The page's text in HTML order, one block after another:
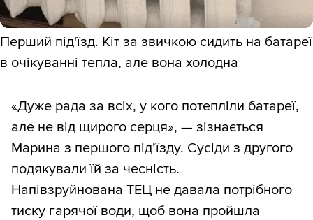
Перший під'їзд. Кіт за звичкою сидить на батареї
в очікуванні тепла, але вона холодна
«Дуже рада за всіх, у кого потепліли батареї,
але не від щирого серця», — зізнається
Марина з першого під’їзду. Сусіди з другого
подякували їй за чесність.
Напівзруйнована ТЕЦ не давала потрібного
тиску гарячої води, щоб вона пройшла